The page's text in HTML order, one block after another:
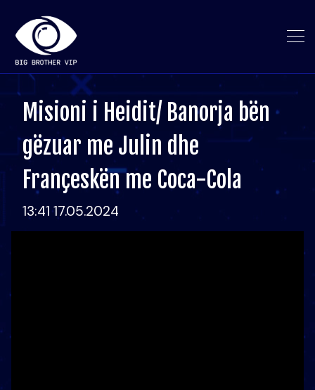
Misioni i Heidit/ Banorja bën
gëzuar me Julin dhe
Françeskën me Coca-Cola
13:41 17.05.2024